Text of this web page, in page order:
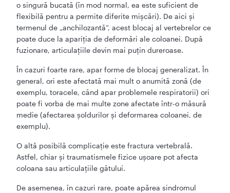
o singură bucată (în mod normal, ea este suficient de
flexibilă pentru a permite diferite mișcări). De aici și
termenul de „anchilozantă”, acest blocaj al vertebrelor ce
poate duce la apariția de deformări ale coloanei. După
fuzionare, articulațiile devin mai puțin dureroase.
În cazuri foarte rare, apar forme de blocaj generalizat. În
general, ori este afectată mai mult o anumită zonă (de
exemplu, toracele, când apar problemele respiratorii) ori
poate fi vorba de mai multe zone afectate într-o măsură
medie (afectarea șoldurilor și deformarea coloanei, de
exemplu).
O altă posibilă complicație este fractura vertebrală.
Astfel, chiar și traumatismele fizice ușoare pot afecta
coloana sau articulațiile gâtului.
De asemenea, în cazuri rare, poate apărea sindromul